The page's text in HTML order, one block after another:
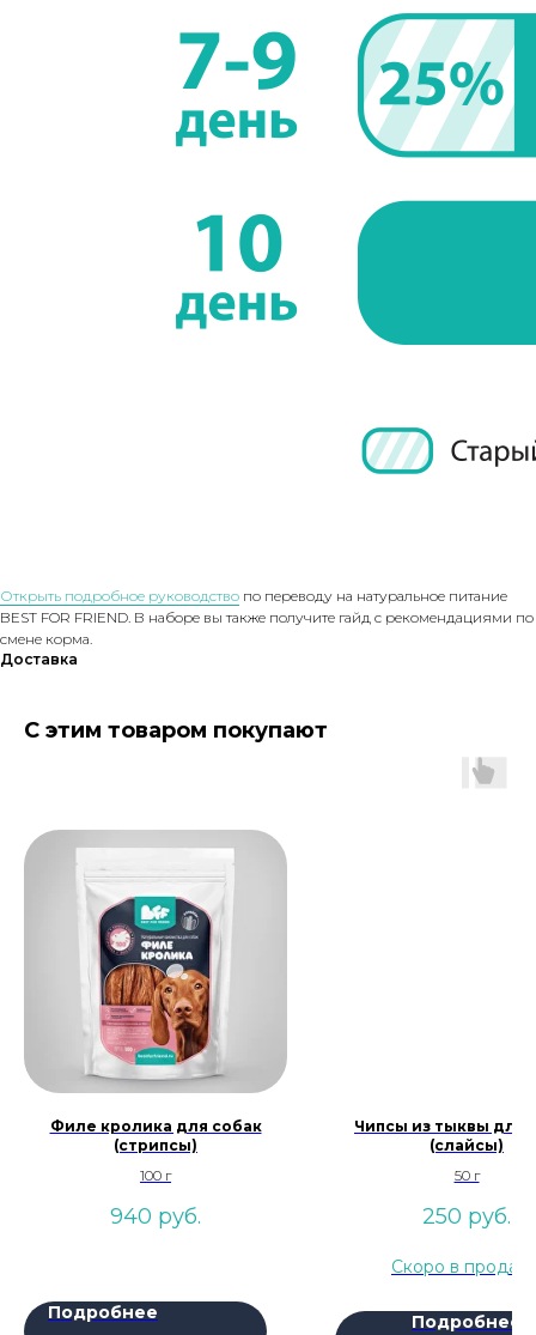
Открыть подробное руководство по переводу на натуральное питание
BEST FOR FRIEND. В наборе вы также получите гайд с рекомендациями по
смене корма.
Доставка
С этим товаром покупают
Филе кролика для собак
(стрипсы)
100 г
940 руб.
Подробнее
Чипсы из тыквы для
(слайсы)
50 г
250 руб.
Подробнее